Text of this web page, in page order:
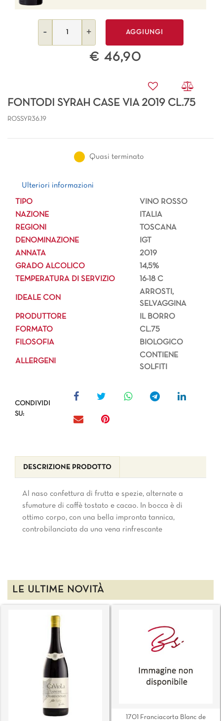
AGGIUNGI
€ 46,90
FONTODI SYRAH CASE VIA 2019 CL.75
ROSSYR36.19
Quasi terminato
Ulteriori informazioni
Ulteriori informazioni
TIPO
VINO ROSSO
NAZIONE
ITALIA
REGIONI
TOSCANA
DENOMINAZIONE
IGT
ANNATA
2019
GRADO ALCOLICO
14,5%
TEMPERATURA DI SERVIZIO
16-18 C
IDEALE CON
ARROSTI,
SELVAGGINA
PRODUTTORE
IL BORRO
FORMATO
CL.75
FILOSOFIA
BIOLOGICO
ALLERGENI
CONTIENE
SOLFITI
CONDIVIDI
SU:
DESCRIZIONE PRODOTTO
Al naso confettura di frutta e spezie, alternate a
sfumature di caffè tostato e cacao. In bocca è di
ottimo corpo, con una bella impronta tannica,
controbilanciata da una vena rinfrescante
LE ULTIME NOVITÀ
1701 Franciacorta Blanc de